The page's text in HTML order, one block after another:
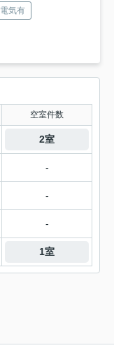
電気有
空室件数
2室
-
-
-
1室